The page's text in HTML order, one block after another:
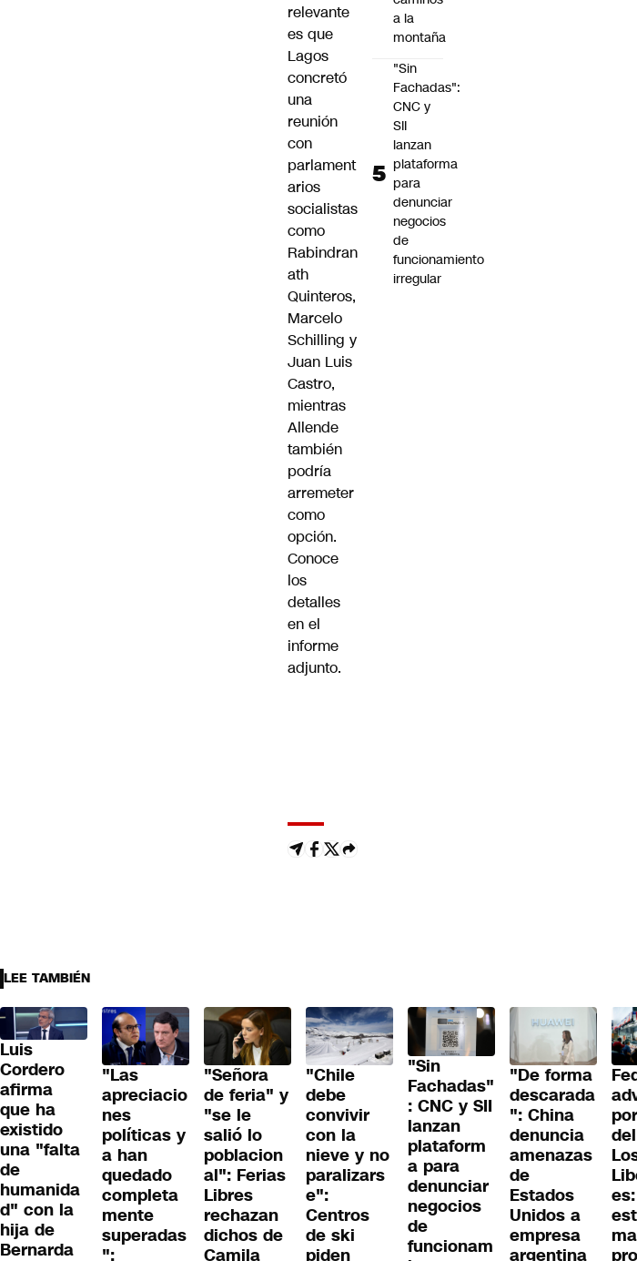
relevante
es que
Lagos
concretó
una
reunión
con
parlament
arios
socialistas
como
Rabindran
ath
Quinteros,
Marcelo
Schilling y
Juan Luis
Castro,
mientras
Allende
también
podría
arremeter
como
opción.
Conoce
los
detalles
en el
informe
adjunto.
a la
montaña
"Sin
Fachadas":
CNC y
SII
lanzan
plataforma
para
denunciar
negocios
de
funcionamiento
irregular
LEE TAMBIÉN
Luis
Cordero
afirma
que ha
existido
una "falta
de
humanida
d" con la
hija de
Bernarda
"Las
apreciacio
nes
políticas y
a han
quedado
completa
mente
superadas
":
"Señora
de feria" y
"se le
salió lo
poblacion
al": Ferias
Libres
rechazan
dichos de
Camila
"Chile
debe
convivir
con la
nieve y no
paralizars
e":
Centros
de ski
piden
"Sin
Fachadas"
: CNC y SII
lanzan
plataform
a para
denunciar
negocios
de
funcionam
"De forma
descarada
": China
denuncia
amenazas
de
Estados
Unidos a
empresa
argentina